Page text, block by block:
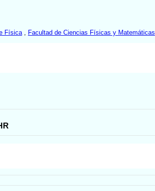
Física Facultad de Ciencias Físicas y Matemáticas